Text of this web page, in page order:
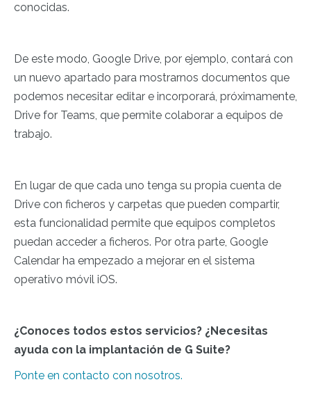
conocidas.
De este modo, Google Drive, por ejemplo, contará con
un nuevo apartado para mostrarnos documentos que
podemos necesitar editar e incorporará, próximamente,
Drive for Teams, que permite colaborar a equipos de
trabajo.
En lugar de que cada uno tenga su propia cuenta de
Drive con ficheros y carpetas que pueden compartir,
esta funcionalidad permite que equipos completos
puedan acceder a ficheros. Por otra parte, Google
Calendar ha empezado a mejorar en el sistema
operativo móvil iOS.
¿Conoces todos estos servicios? ¿Necesitas
ayuda con la implantación de G Suite?
Ponte en contacto con nosotros.